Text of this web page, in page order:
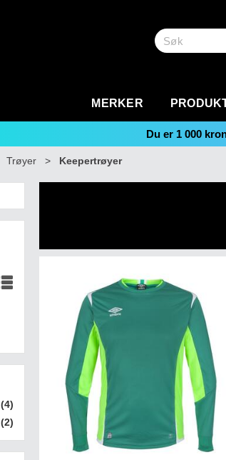
MERKER
Du er 1 000
Trøyer > Keepertrøyer
(4)
(2)